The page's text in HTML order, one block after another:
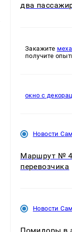
два
Закажите
получите
окно с
Новости
Маршрут №
перевозчика
Новости